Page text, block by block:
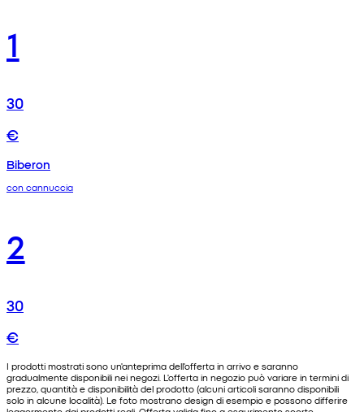
1
30
€
Biberon
con cannuccia
2
30
€
I prodotti mostrati sono un'anteprima dell'offerta in arrivo e saranno
gradualmente disponibili nei negozi. L'offerta in negozio può variare in termini di
prezzo, quantità e disponibilità del prodotto (alcuni articoli saranno disponibili
solo in alcune località). Le foto mostrano design di esempio e possono differire